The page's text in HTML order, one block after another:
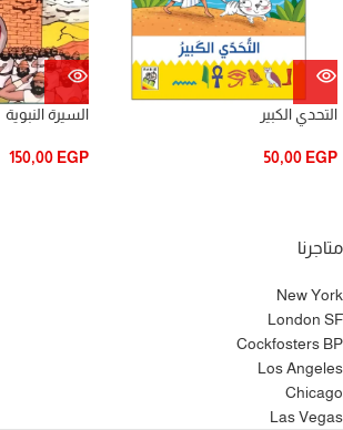
التحدي الكبير
50,00 EGP
السيرة النبوية
150,00 EGP
متاجرنا
New York
London SF
Cockfosters BP
Los Angeles
Chicago
Las Vegas